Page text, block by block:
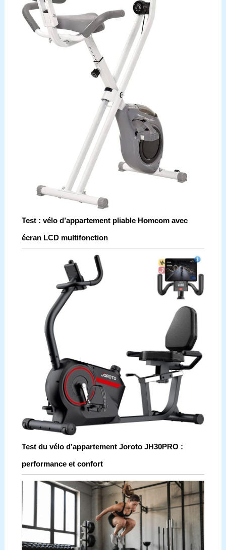
Test : vélo d’appartement pliable Homcom avec
écran LCD multifonction
Test du vélo d’appartement Joroto JH30PRO :
performance et confort